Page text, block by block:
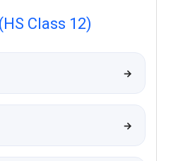
(HS Class 12)
→
→